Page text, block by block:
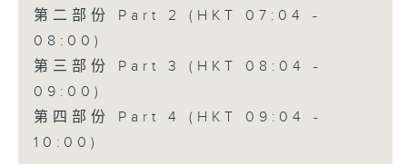
第二部份 Part 2 (HKT 07:04 -
08:00)
第三部份 Part 3 (HKT 08:04 -
09:00)
第四部份 Part 4 (HKT 09:04 -
10:00)